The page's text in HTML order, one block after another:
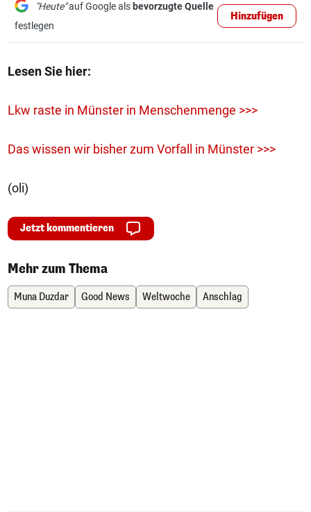
"Heute"auf Google als bevorzugte Quelle
festlegen
Hinzufügen
Lesen Sie hier:
Lkw raste in Münster in Menschenmenge >>>
Das wissen wir bisher zum Vorfall in Münster >>>
(oli)
Jetzt kommentieren
Mehr zum Thema
Muna Duzdar Good News Weltwoche Anschlag